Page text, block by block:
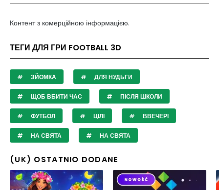
Контент з комерційною інформацією.
ТЕГИ ДЛЯ ГРИ FOOTBALL 3D
ЗЙОМКА ДЛЯ НУДЬГИ
ЩОБ ВБИТИ ЧАС ПІСЛЯ ШКОЛИ
ФУТБОЛ ЦІЛІ ВВЕЧЕРІ
НА СВЯТА НА СВЯТА
(UK) OSTATNIO DODANE